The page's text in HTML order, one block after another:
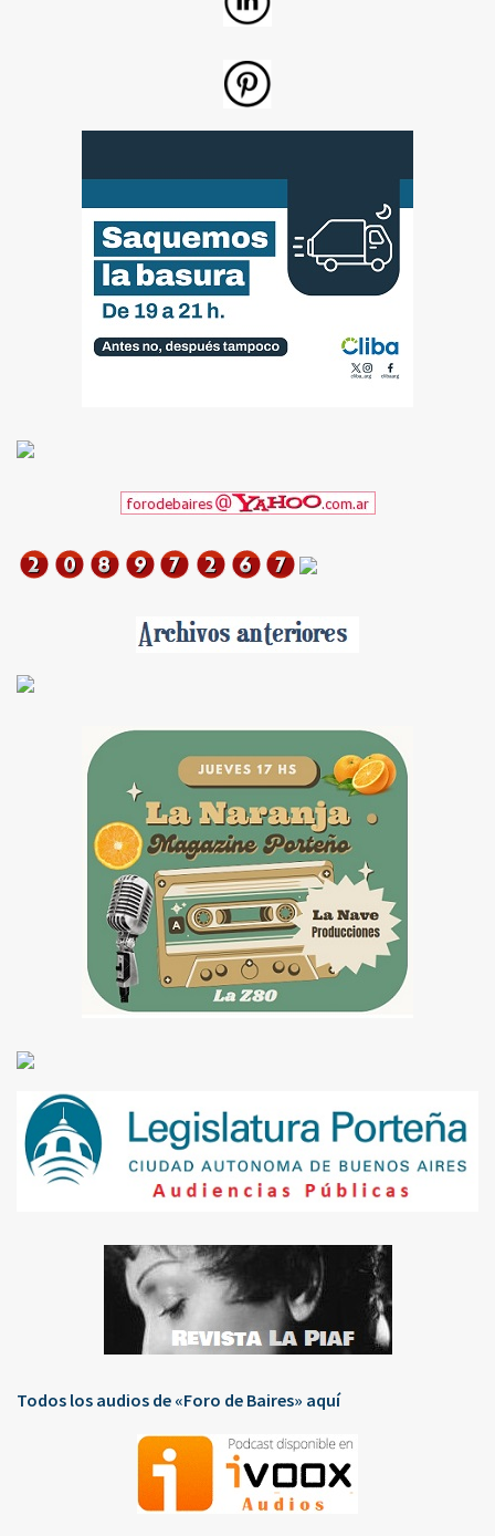
Todos los audios de «Foro de Baires» aquí